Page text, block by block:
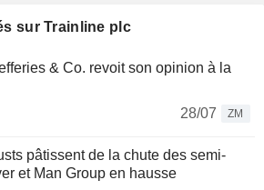
sur Trainline plc
& Co. revoit son opinion à la
28/07
ZM
pâtissent de la chute des semi-
et Man Group en hausse